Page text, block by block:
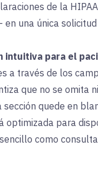
de la
una única
intuitiva para el
a través de los
que no se omita
sección quede en
optimizada para
como